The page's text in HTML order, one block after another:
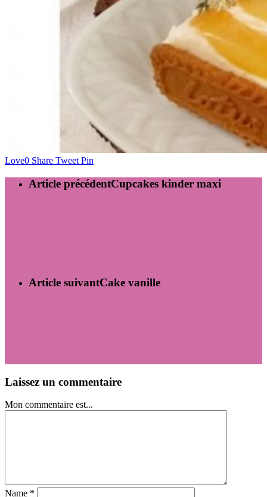
Love0 Share Tweet Pin
Article précédentCupcakes kinder maxi
Article suivantCake vanille
Laissez un commentaire
Mon commentaire est...
Name *